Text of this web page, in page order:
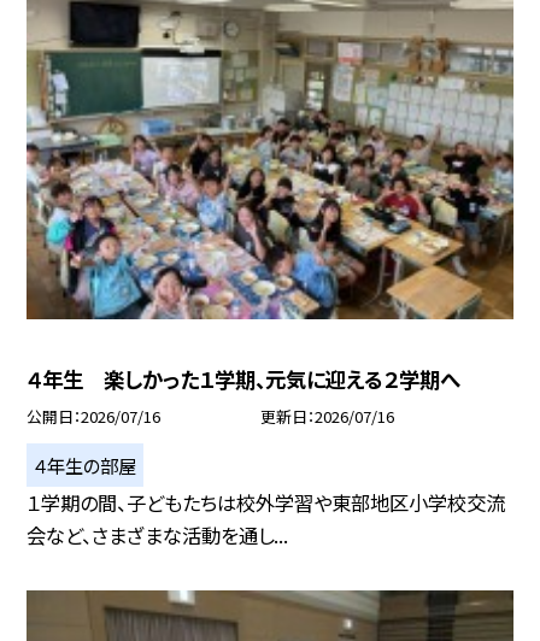
４年生 楽しかった１学期、元気に迎える２学期へ
公開日 2026/07/16 更新日 2026/07/16
４年生の部屋
１学期の間、子どもたちは校外学習や東部地区小学校交流
会など、さまざまな活動を通し...